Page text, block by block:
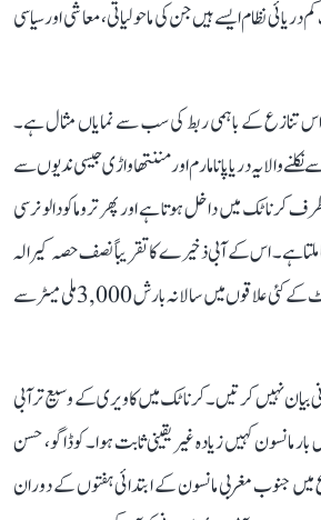
دریائی نظام ایسے ہیں جن کی ماحولیاتی، معاشی اور سیاسی
تنازع کے باہمی ربط کی سب سے نمایاں مثال ہے۔
والا یہ دریا پانامارم اور مننتھاواڑی جیسی ندیوں سے
کرناٹک میں داخل ہوتا ہے اور پھر تروماکودالو نرسی
ہے۔ اس کے آبی ذخیرے کا تقریباً نصف حصہ کیرالہ
میں واقع ہے، جہاں مغربی گھاٹ کے کئی علاقوں میں سالانہ بارش 3,000 ملی میٹر سے
بیان نہیں کرتیں۔ کرناٹک میں کاویری کے وسیع تر آبی
کہیں زیادہ غیر یقینی ثابت ہوا۔ کوڈاگو، حسن
میں جنوب مغربی مانسون کے ابتدائی ہفتوں کے دوران